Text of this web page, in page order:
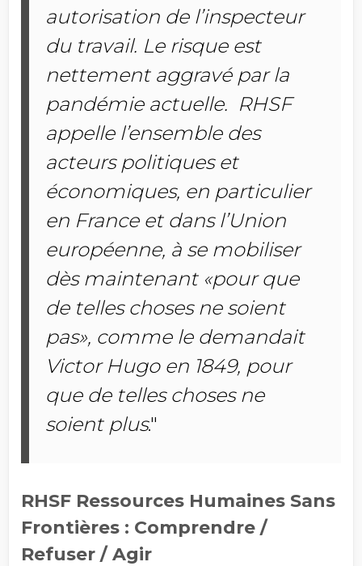
autorisation de l’inspecteur
du travail. Le risque est
nettement aggravé par la
pandémie actuelle. RHSF
appelle l’ensemble des
acteurs politiques et
économiques, en particulier
en France et dans l’Union
européenne, à se mobiliser
dès maintenant «pour que
de telles choses ne soient
pas», comme le demandait
Victor Hugo en 1849, pour
que de telles choses ne
soient plus."
RHSF Ressources Humaines Sans
Frontières : Comprendre /
Refuser / Agir